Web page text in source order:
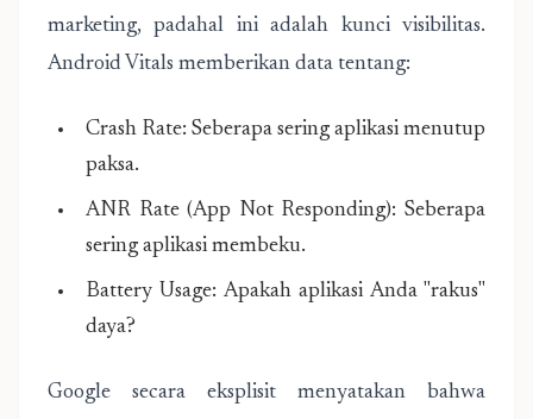
marketing, padahal ini adalah kunci visibilitas.
Android Vitals memberikan data tentang:
Crash Rate: Seberapa sering aplikasi menutup
paksa.
ANR Rate (App Not Responding): Seberapa
sering aplikasi membeku.
Battery Usage: Apakah aplikasi Anda "rakus"
daya?
Google secara eksplisit menyatakan bahwa